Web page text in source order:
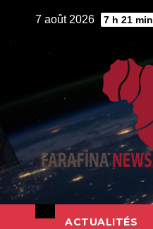
7 août 2026 7 h 21 min
ACTUALITÉS